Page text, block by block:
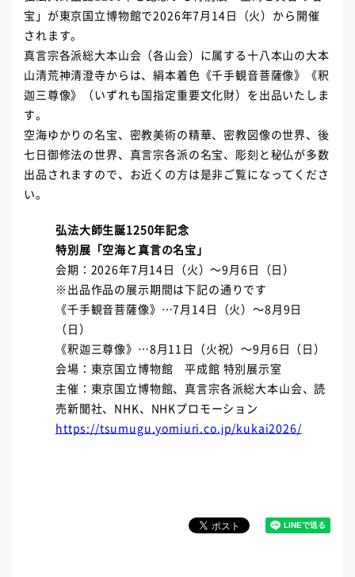
宝」が東京国立博物館で2026年7月14日（火）から開催
されます。
真言宗各派総大本山会（各山会）に属する十八本山の大本
山清荒神清澄寺からは、絹本着色《千手観音菩薩像》《釈
迦三尊像》（いずれも国指定重要文化財）を出品いたしま
す。
空海ゆかりの名宝、密教美術の精華、密教図像の世界、後
七日御修法の世界、真言宗各派の名宝、彫刻と秘仏が多数
出品されますので、お近くの方は是非ご覧になってくださ
い。
弘法大師生誕1250年記念
特別展「空海と真言の名宝」
会期：2026年7月14日（火）～9月6日（日）
※出品作品の展示期間は下記の通りです
《千手観音菩薩像》…7月14日（火）～8月9日
（日）
《釈迦三尊像》…8月11日（火祝）～9月6日（日）
会場：東京国立博物館 平成館 特別展示室
主催：東京国立博物館、真言宗各派総大本山会、読
売新聞社、NHK、NHKプロモーション
https://tsumugu.yomiuri.co.jp/kukai2026/